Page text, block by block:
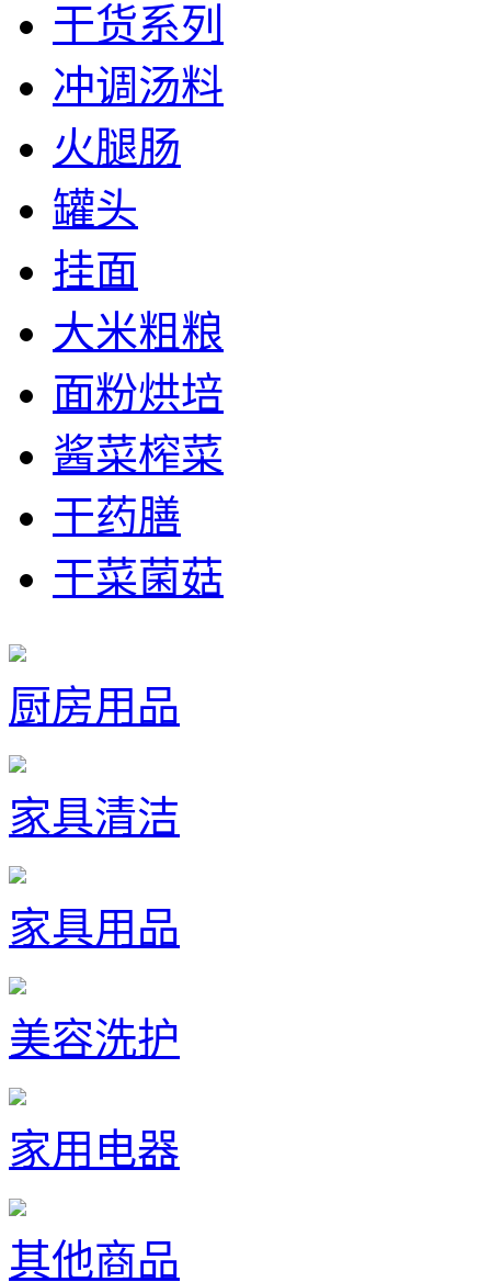
干货系列
冲调汤料
火腿肠
罐头
挂面
大米粗粮
面粉烘培
酱菜榨菜
干药膳
干菜菌菇
厨房用品
家具清洁
家具用品
美容洗护
家用电器
其他商品